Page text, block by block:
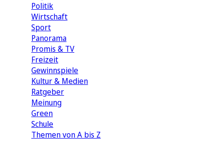
Politik
Wirtschaft
Sport
Panorama
Promis & TV
Freizeit
Gewinnspiele
Kultur & Medien
Ratgeber
Meinung
Green
Schule
Themen von A bis Z